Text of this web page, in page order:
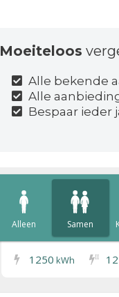
Moeiteloos
Alle bekende
Alle
Bespaar ieder
Alleen Samen
1250 kWh II